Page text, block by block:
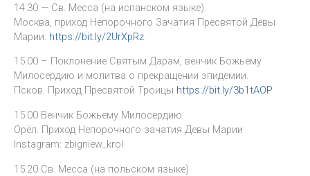
14:30 — Св. Месса (на испанском языке).
Москва, приход Непорочного Зачатия Пресвятой Девы
Марии. https://bit.ly/2UrXpRz.
15.00 – Поклонение Святым Дарам, венчик Божьему
Милосердию и молитва о прекращении эпидемии.
Псков. Приход Пресвятой Троицы https://bit.ly/3b1tAOP
15.00 Венчик Божьему Милосердию
Орёл. Приход Непорочного зачатия Девы Марии
Instagram: zbigniew_krol
15.20 Св. Месса (на польском языке)